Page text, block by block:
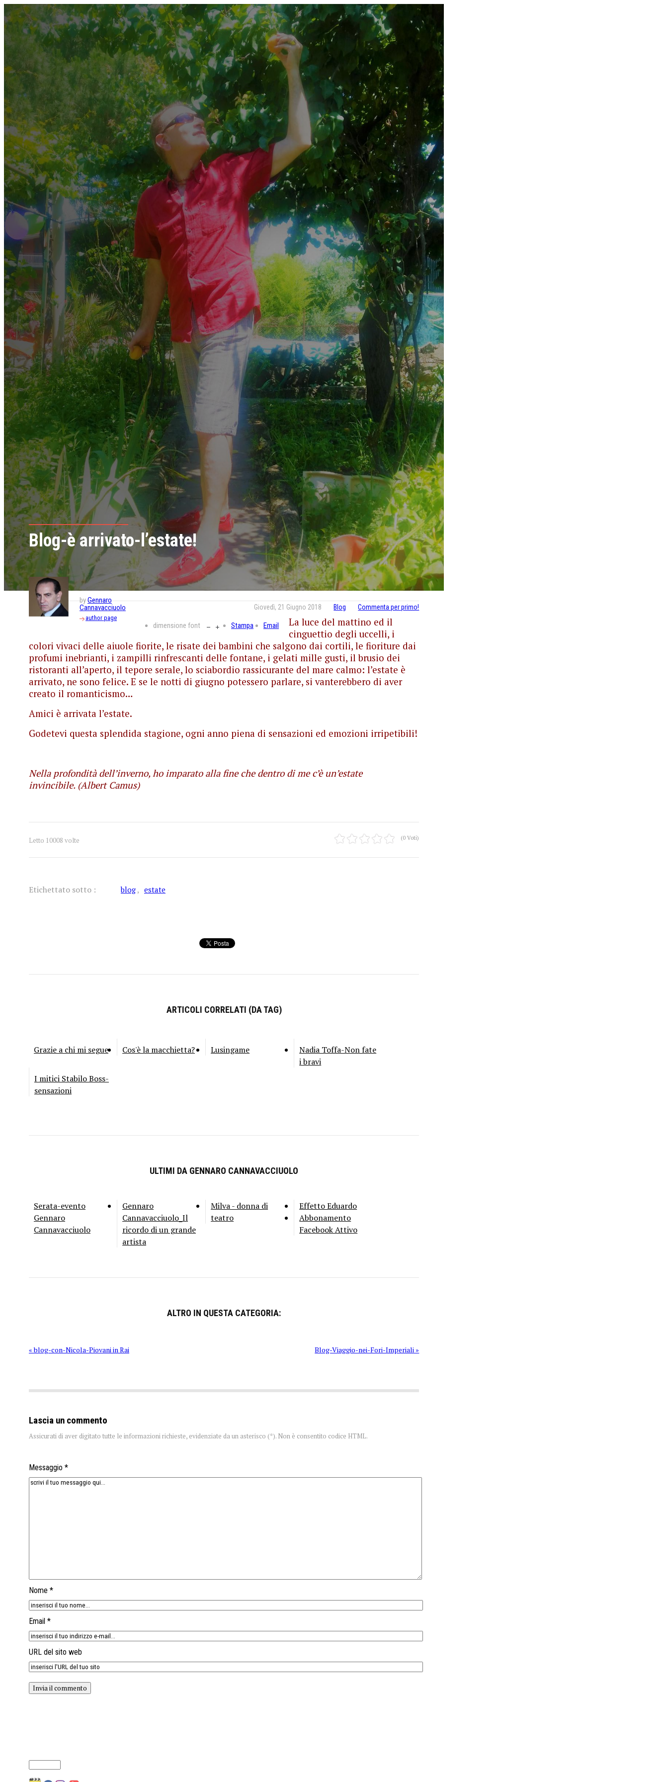
Blog-è arrivato-l’estate!
byGennaro
Cannavacciuolo
author page
Commenta per primo!
Blog
Giovedì, 21 Giugno 2018
dimensione font Stampa Email
La luce del mattino ed il
cinguettio degli uccelli, i
colori vivaci delle aiuole fiorite, le risate dei bambini che salgono dai cortili, le fioriture dai
profumi inebrianti, i zampilli rinfrescanti delle fontane, i gelati mille gusti, il brusio dei
ristoranti all’aperto, il tepore serale, lo sciabordio rassicurante del mare calmo: l’estate è
arrivato, ne sono felice. E se le notti di giugno potessero parlare, si vanterebbero di aver
creato il romanticismo…
Amici è arrivata l’estate.
Godetevi questa splendida stagione, ogni anno piena di sensazioni ed emozioni irripetibili!
Nella profondità dell’inverno, ho imparato alla fine che dentro di me c’è un’estate
invincibile. (Albert Camus)
(0 Voti)
Letto 10008 volte
Etichettato sotto : blog estate
ARTICOLI CORRELATI (DA TAG)
Grazie a chi mi segue Cos'è la macchietta? Lusingame
Nadia Toffa-Non fate
i bravi
I mitici Stabilo Boss-
sensazioni
ULTIMI DA GENNARO CANNAVACCIUOLO
Serata-evento
Gennaro
Cannavacciuolo
Gennaro
Cannavacciuolo_Il
ricordo di un grande
artista
Milva - donna di
teatro
Effetto Eduardo
Abbonamento
Facebook Attivo
ALTRO IN QUESTA CATEGORIA:
« blog-con-Nicola-Piovani in Rai Blog-Viaggio-nei-Fori-Imperiali »
Lascia un commento
Assicurati di aver digitato tutte le informazioni richieste, evidenziate da un asterisco (*). Non è consentito codice HTML.
Messaggio *
Nome *
Email *
URL del sito web